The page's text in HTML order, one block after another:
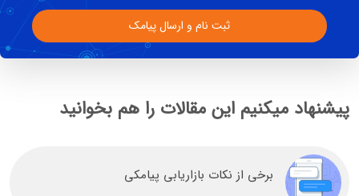
ثبت نام و ارسال پیامک
پیشنهاد میکنیم این مقالات را هم بخوانید
برخی از نکات بازاریابی پیامکی